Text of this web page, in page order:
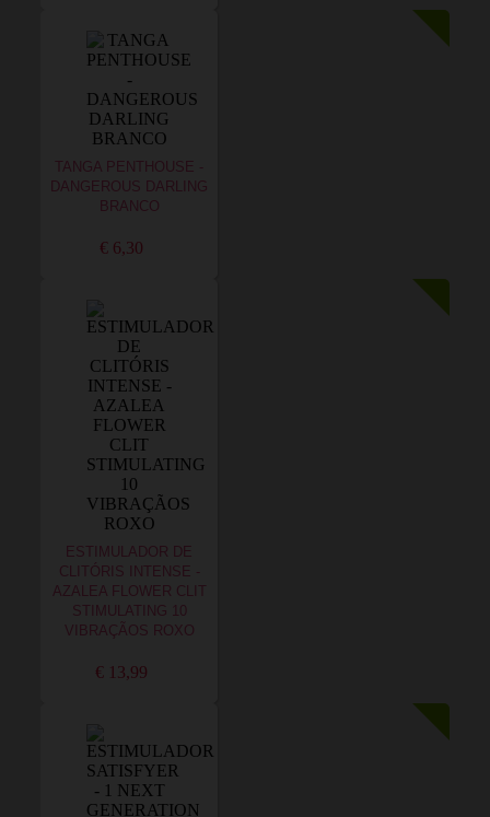
TANGA PENTHOUSE -
DANGEROUS DARLING
BRANCO
€ 6,30
ESTIMULADOR DE
CLITÓRIS INTENSE -
AZALEA FLOWER CLIT
STIMULATING 10
VIBRAÇÃOS ROXO
€ 13,99